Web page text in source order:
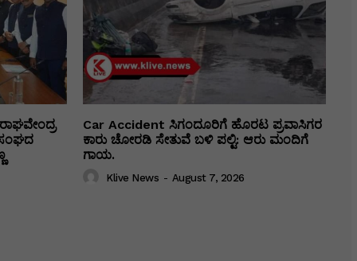
ಸಂಘದ
Car Accident ಸಿಗಂದೂರಿಗೆ ಹೊರಟ ಪ್ರವಾಸಿಗರ
ಕಾರು ಚೋರಡಿ ಸೇತುವೆ ಬಳಿ ಪಲ್ಟಿ: ಆರು ಮಂದಿಗೆ
ಗಾಯ.
Klive News - August 7, 2026